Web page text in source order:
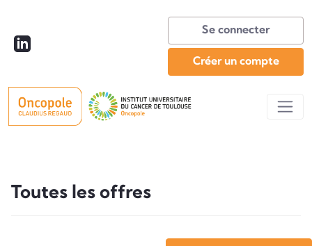
Se connecter
Créer un compte
Toutes les offres